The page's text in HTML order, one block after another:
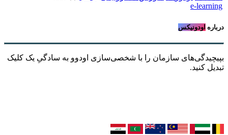
e-learning
درباره اودونیکس
بپیچیدگی‌های سازمان را با شخصی‌سازی اودوو به سادگیِ یک کلیک
تبدیل کنید.